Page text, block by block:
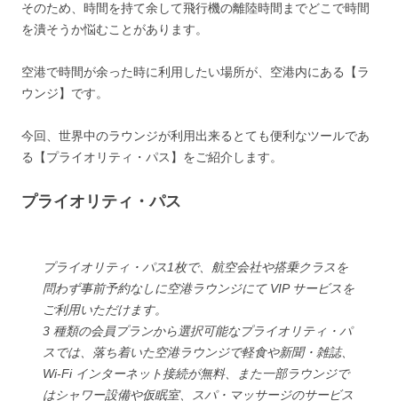
そのため、時間を持て余して飛行機の離陸時間までどこで時間
を潰そうか悩むことがあります。
空港で時間が余った時に利用したい場所が、空港内にある【ラ
ウンジ】です。
今回、世界中のラウンジが利用出来るとても便利なツールであ
る【プライオリティ・パス 】をご紹介します。
プライオリティ・パス
プライオリティ・パス1枚で、航空会社や搭乗クラスを
問わず事前予約なしに空港ラウンジにて VIP サービスを
ご利用いただけます。
3 種類の会員プランから選択可能なプライオリティ・パ
スでは、落ち着いた空港ラウンジで軽食や新聞・雑誌、
Wi-Fi インターネット接続が無料、また一部ラウンジで
はシャワー設備や仮眠室、スパ・マッサージのサービス